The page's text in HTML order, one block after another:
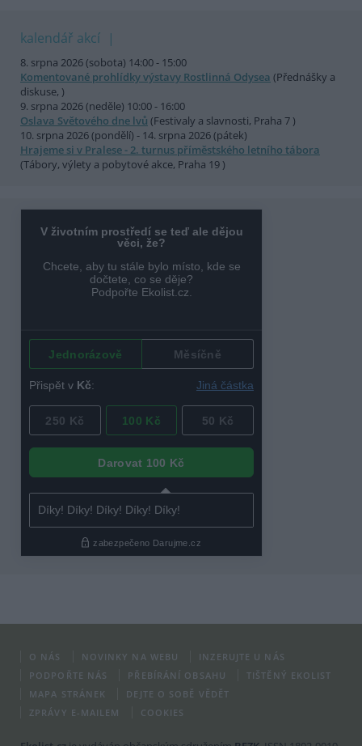
kalendář akcí
8. srpna 2026 (sobota) 14:00 - 15:00
Komentované prohlídky výstavy Rostlinná Odysea (Přednášky a
diskuse, )
9. srpna 2026 (neděle) 10:00 - 16:00
Oslava Světového dne lvů (Festivaly a slavnosti, Praha 7 )
10. srpna 2026 (pondělí) - 14. srpna 2026 (pátek)
Hrajeme si v Pralese - 2. turnus příměstského letního tábora
(Tábory, výlety a pobytové akce, Praha 19 )
O NÁS NOVINKY NA WEBU
INZERUJTE U NÁS
PODPOŘTE NÁS
PŘEBÍRÁNÍ OBSAHU
TIŠTĚNÝ EKOLIST
MAPA STRÁNEK
DEJTE O SOBĚ VĚDĚT
ZPRÁVY E-MAILEM
COOKIES